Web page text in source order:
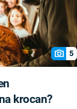
5
krocan?